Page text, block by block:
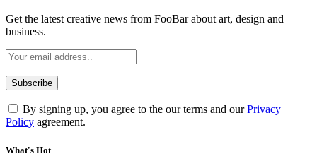
Get the latest creative news from FooBar about art, design and
business.
By signing up, you agree to the our terms and ourPrivacy
Policy agreement.
What's Hot